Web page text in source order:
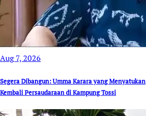
Aug 7, 2026
Segera Dibangun: Umma Karara yang Menyatukan
Kembali Persaudaraan di Kampung Tossi